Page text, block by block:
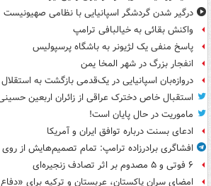
درگیر شدن گردشگر اسپانیایی با نظامی صهیونیست
واکنش بقائی به خیالبافی ترامپ
پاسخ منفی یک لژیونر به باشگاه پرسپولیس
انفجار بزرگ در شهر المخا یمن
دروازه‌بان اسپانیایی در یک‌قدمی بازگشت به استقلال
استقبال خاص دخترک عراقی از زائران اربعین
ماموریت در حال پایان است!
ادعای بسنت درباره توافق ایران و آمریکا
افشاگری برادرزاده ترامپ: تمام تصمیم‌هایش از
۶ فوتی و ۵ مصدوم بر اثر تصادف زنجیره‌ای
امضای سران پاکستان، عربستان و ترکیه برای